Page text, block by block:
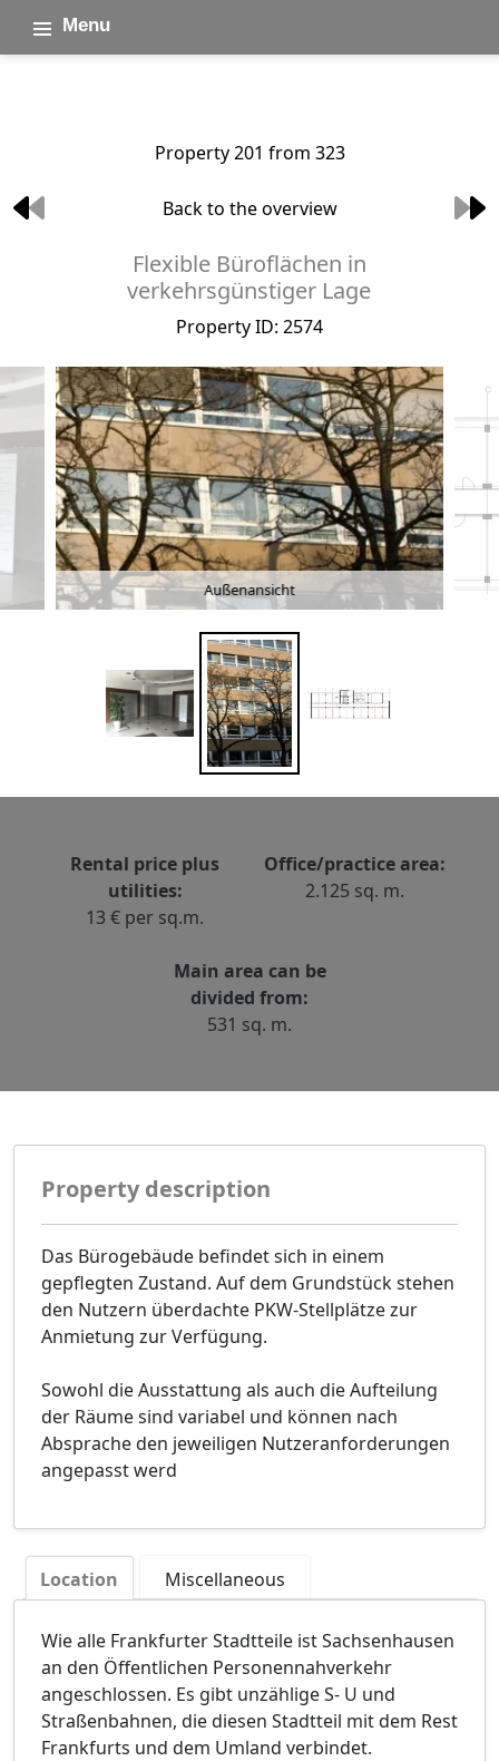
Menu
Property 201 from 323
Back to the overview
Flexible Büroflächen in
verkehrsgünstiger Lage
Property ID: 2574
Außenansicht
Rental price plus
utilities:
13 € per sq.m.
Office/practice area:
2.125 sq. m.
Main area can be
divided from:
531 sq. m.
Property description
Das Bürogebäude befindet sich in einem
gepflegten Zustand. Auf dem Grundstück stehen
den Nutzern überdachte PKW-Stellplätze zur
Anmietung zur Verfügung.
Sowohl die Ausstattung als auch die Aufteilung
der Räume sind variabel und können nach
Absprache den jeweiligen Nutzeranforderungen
angepasst werd
Location Miscellaneous
Wie alle Frankfurter Stadtteile ist Sachsenhausen
an den Öffentlichen Personennahverkehr
angeschlossen. Es gibt unzählige S- U und
Straßenbahnen, die diesen Stadtteil mit dem Rest
Frankfurts und dem Umland verbindet.